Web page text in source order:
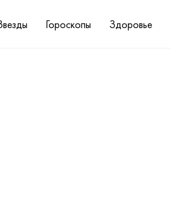
Гороскопы Здоровье